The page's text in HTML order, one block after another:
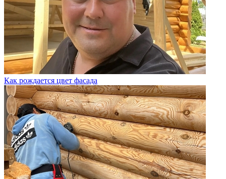
Как рождается цвет фасада